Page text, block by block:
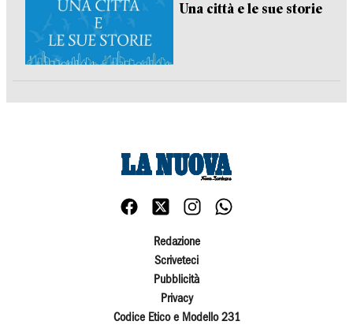
Una città e le sue storie
Redazione
Scriveteci
Pubblicità
Privacy
Codice Etico e Modello 231